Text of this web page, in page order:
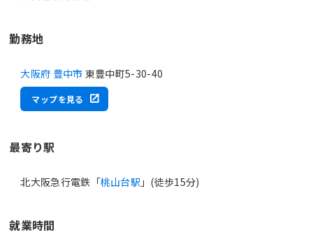
勤務地
大阪府 豊中市 東豊中町5-30-40
マップを見る
最寄り駅
北大阪急行電鉄「桃山台駅 」(徒歩15分)
就業時間